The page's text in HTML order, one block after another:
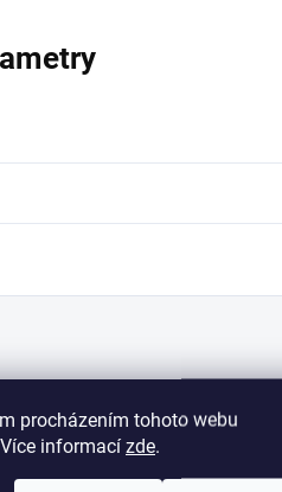
procházením tohoto webu
informací zde.